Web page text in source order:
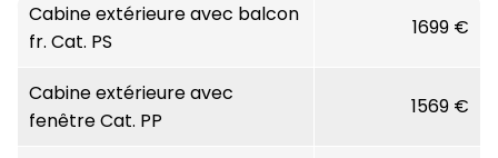
Rivière :Rhin & Danube
Longueur : 110 mètres
Cabine extérieure avec balcon
fr. Cat. PS
1699 €
Cabine extérieure avec
fenêtre Cat. PP
1569 €